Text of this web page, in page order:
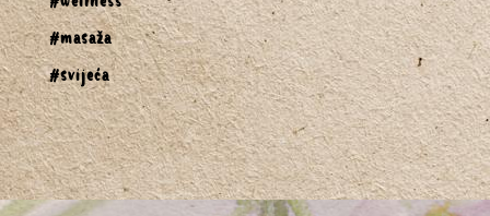
#wellness
#masaža
#svijeća